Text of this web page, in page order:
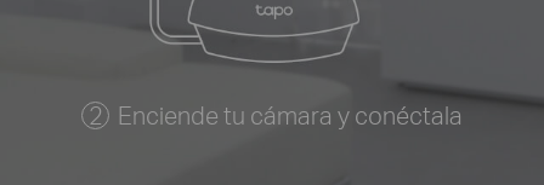
Enciende tu cámara y conéctala